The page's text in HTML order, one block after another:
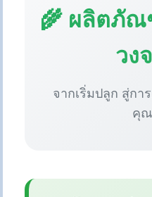
🌾 ผลิตภัณ
วง
จากเริ่มปลูก สู่กา
คุ